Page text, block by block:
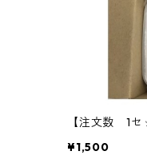
【注文数 1セ
¥1,500